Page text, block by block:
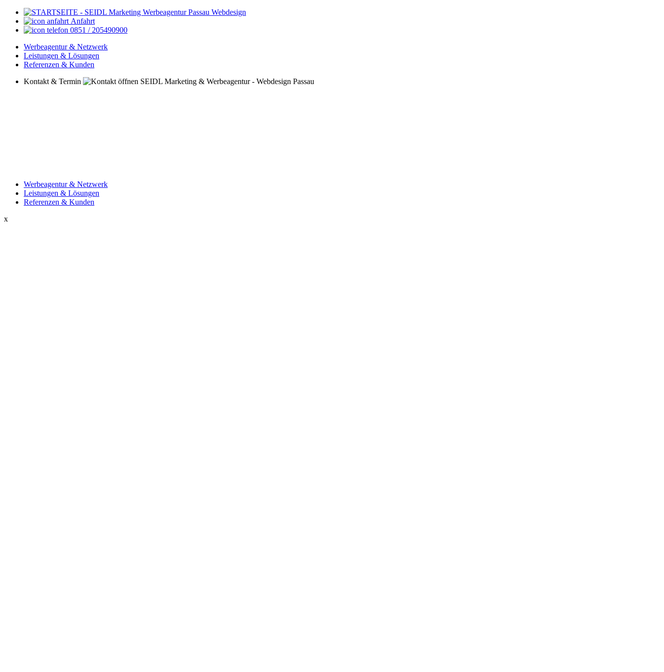
Anfahrt
0851 / 205490900
Werbeagentur & Netzwerk
Leistungen & Lösungen
Referenzen & Kunden
Kontakt & Termin
Werbeagentur & Netzwerk
Leistungen & Lösungen
Referenzen & Kunden
x